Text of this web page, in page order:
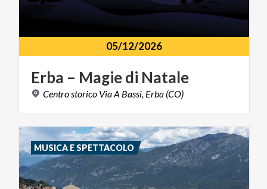
05/12/2026
Erba – Magiedi Natale
Centrostorico ViaA Bassi, Erba (CO)
MUSICA E SPETTACOLO